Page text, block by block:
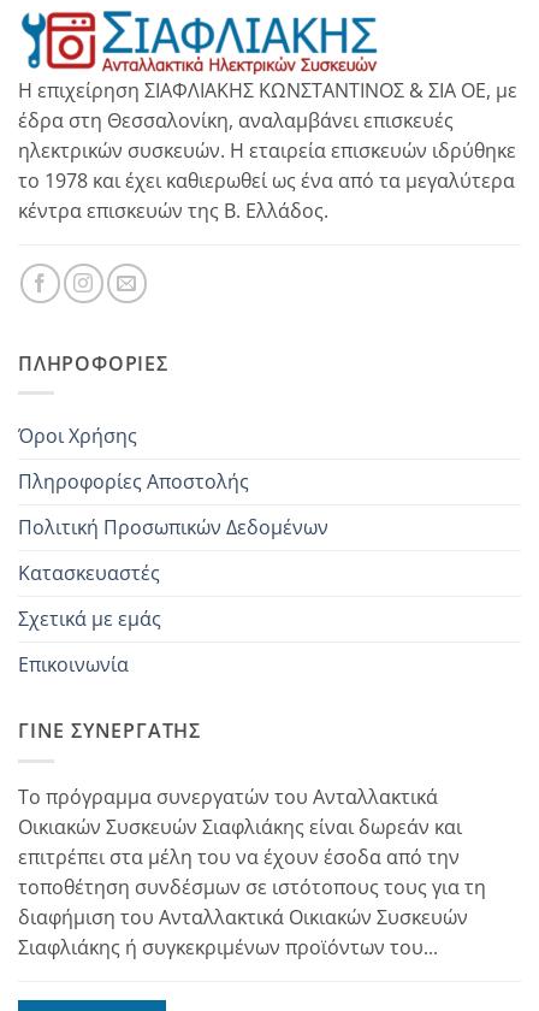
Η επιχείρηση ΣΙΑΦΛΙΑΚΗΣ ΚΩΝΣΤΑΝΤΙΝΟΣ & ΣΙΑ ΟΕ, με
έδρα στη Θεσσαλονίκη, αναλαμβάνει επισκευές
ηλεκτρικών συσκευών. Η εταιρεία επισκευών ιδρύθηκε
το 1978 και έχει καθιερωθεί ως ένα από τα μεγαλύτερα
κέντρα επισκευών της Β. Ελλάδος.
ΠΛΗΡΟΦΟΡΊΕΣ
Όροι Χρήσης
Πληροφορίες Αποστολής
Πολιτική Προσωπικών Δεδομένων
Κατασκευαστές
Σχετικά με εμάς
Επικοινωνία
ΓΊΝΕ ΣΥΝΕΡΓΆΤΗΣ
Το πρόγραμμα συνεργατών του Ανταλλακτικά
Οικιακών Συσκευών Σιαφλιάκης είναι δωρεάν και
επιτρέπει στα μέλη του να έχουν έσοδα από την
τοποθέτηση συνδέσμων σε ιστότοπους τους για τη
διαφήμιση του Ανταλλακτικά Οικιακών Συσκευών
Σιαφλιάκης ή συγκεκριμένων προϊόντων του...